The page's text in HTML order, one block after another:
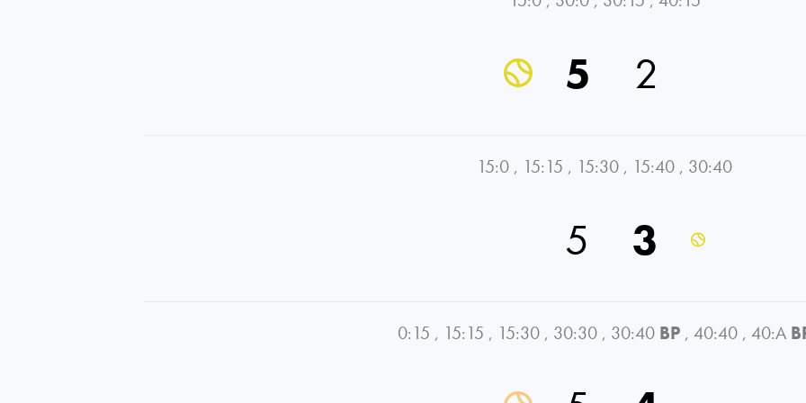
5 2
15:0 , 15:15 , 15:30 , 15:40 , 30:40
5 3
0:15 , 15:15 , 15:30 , 30:30 , 30:40 BP , 40:40 , 40:A